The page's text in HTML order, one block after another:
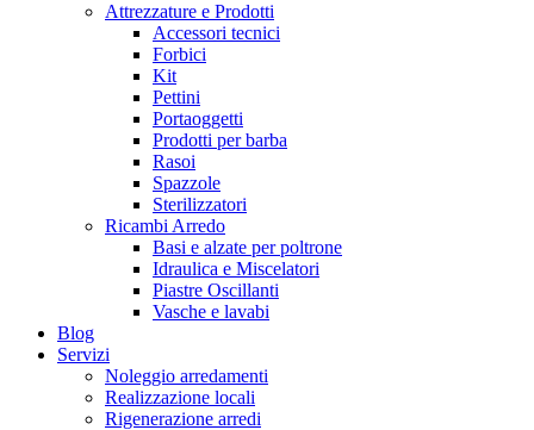
Attrezzature e Prodotti
Accessori tecnici
Forbici
Kit
Pettini
Portaoggetti
Prodotti per barba
Rasoi
Spazzole
Sterilizzatori
Ricambi Arredo
Basi e alzate per poltrone
Idraulica e Miscelatori
Piastre Oscillanti
Vasche e lavabi
Blog
Servizi
Noleggio arredamenti
Realizzazione locali
Rigenerazione arredi